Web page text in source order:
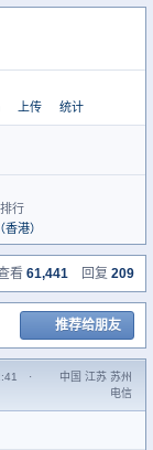
上传 统计
行
港）
» [下载]DOS经典:最
看 61,441 回复 209
推荐给朋友
·
中国 江苏 苏州
电信